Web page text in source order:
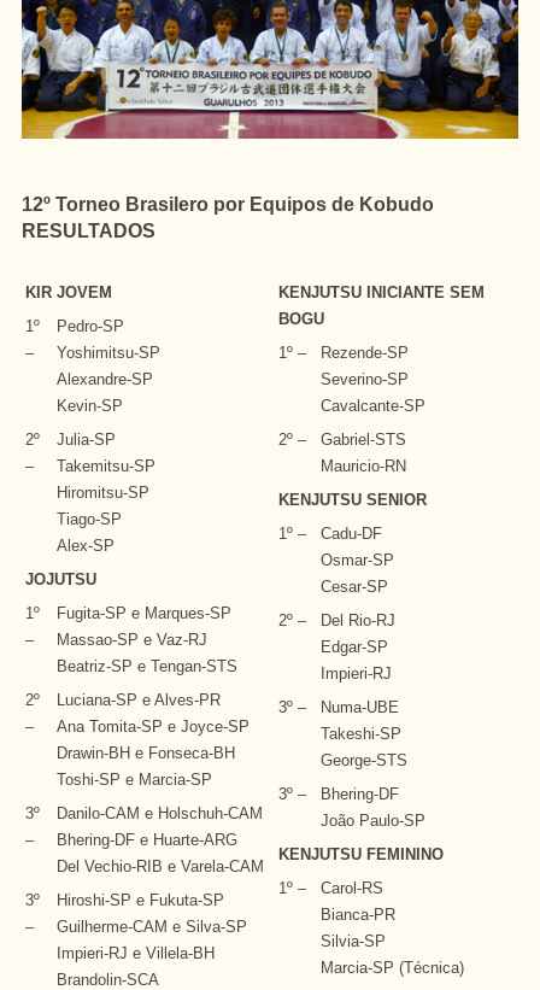
12º Torneo Brasilero por Equipos de Kobudo
RESULTADOS
KIR JOVEM
1º
–
Pedro-SP
Yoshimitsu-SP
Alexandre-SP
Kevin-SP
2º
–
Julia-SP
Takemitsu-SP
Hiromitsu-SP
Tiago-SP
Alex-SP
JOJUTSU
1º
–
Fugita-SP e Marques-SP
Massao-SP e Vaz-RJ
Beatriz-SP e Tengan-STS
2º
–
Luciana-SP e Alves-PR
Ana Tomita-SP e Joyce-SP
Drawin-BH e Fonseca-BH
Toshi-SP e Marcia-SP
3º
–
Danilo-CAM e Holschuh-CAM
Bhering-DF e Huarte-ARG
Del Vechio-RIB e Varela-CAM
3º
–
Hiroshi-SP e Fukuta-SP
Guilherme-CAM e Silva-SP
Impieri-RJ e Villela-BH
Brandolin-SCA
KENJUTSU INICIANTE SEM
BOGU
1º –
Rezende-SP
Severino-SP
Cavalcante-SP
2º –
Gabriel-STS
Mauricio-RN
KENJUTSU SENIOR
1º –
Cadu-DF
Osmar-SP
Cesar-SP
2º –
Del Rio-RJ
Edgar-SP
Impieri-RJ
3º –
Numa-UBE
Takeshi-SP
George-STS
3º –
Bhering-DF
João Paulo-SP
KENJUTSU FEMININO
1º –
Carol-RS
Bianca-PR
Silvia-SP
Marcia-SP (Técnica)